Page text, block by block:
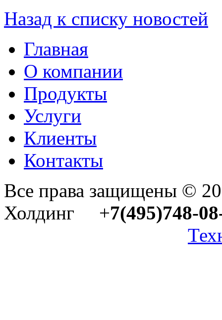
Назад к списку новостей
Главная
О компании
Продукты
Услуги
Клиенты
Контакты
Все права защищены ©
Холдинг +7(495)748-